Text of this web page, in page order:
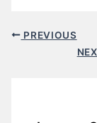
PREVIOUS